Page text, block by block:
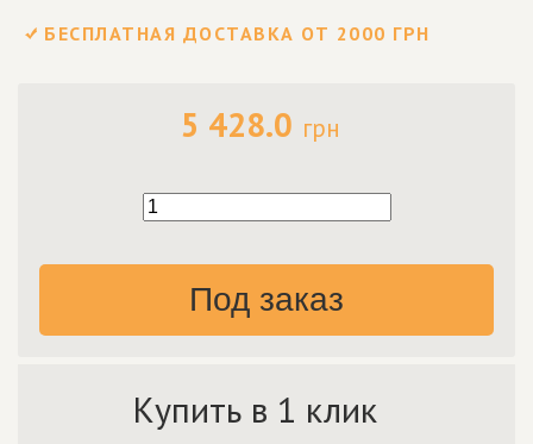
БЕСПЛАТНАЯ ДОСТАВКА ОТ 2000 ГРН
5 428.0 грн
Под заказ
Купить в 1 клик